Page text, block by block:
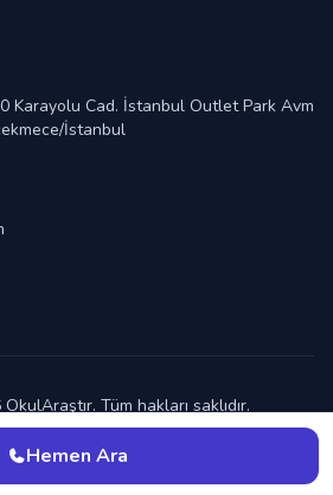
Hemen Ara
Karayolu Cad. İstanbul Outlet Park Avm
İstanbul
Tüm hakları saklıdır.
En İyi Okul Hangisi ?